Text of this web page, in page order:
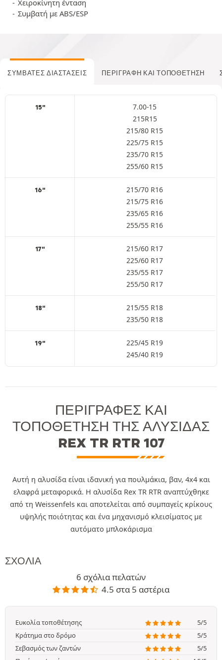
Χειροκίνητη ένταση
Συμβατή με ABS/ESP
ΣΥΜΒΑΤΈΣ ΔΙΑΣΤΆΣΕΙΣ ΠΕΡΙΓΡΑΦΉ ΚΑΙ ΤΟΠΟΘΈΤΗΣΗ
15"
7.00-15
215R15
215/80 R15
225/75 R15
235/70 R15
255/60 R15
16"
215/70 R16
215/75 R16
235/65 R16
255/55 R16
17"
215/60 R17
225/60 R17
235/55 R17
255/50 R17
18"
215/55 R18
235/50 R18
19"
225/45 R19
245/40 R19
ΠΕΡΙΓΡΑΦΈΣ ΚΑΙ
ΤΟΠΟΘΈΤΗΣΗ ΤΗΣ ΑΛΥΣΊΔΑΣ
REX TR RTR 107
Αυτή η αλυσίδα είναι ιδανική για πουλμάκια, βαν, 4x4 και
ελαφρά μεταφορικά. Η αλυσίδα Rex TR RTR αναπτύχθηκε
από τη Weissenfels και αποτελείται από συμπαγείς κρίκους
υψηλής ποιότητας και ένα μηχανισμό κλεισίματος με
αυτόματο μπλοκάρισμα
ΣΧΌΛΙΑ
6 σχόλια πελατών
4.5 στα 5 αστέρια
Ευκολία τοποθέτησης
5/5
Κράτημα στο δρόμο
5/5
Σεβασμός των ζαντών
5/5